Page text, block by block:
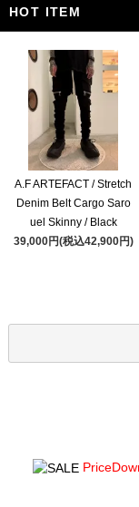
HOT ITEM
A.F ARTEFACT / Stretch
Denim Belt Cargo Saro
uel Skinny / Black
39,000円(税込42,900円)